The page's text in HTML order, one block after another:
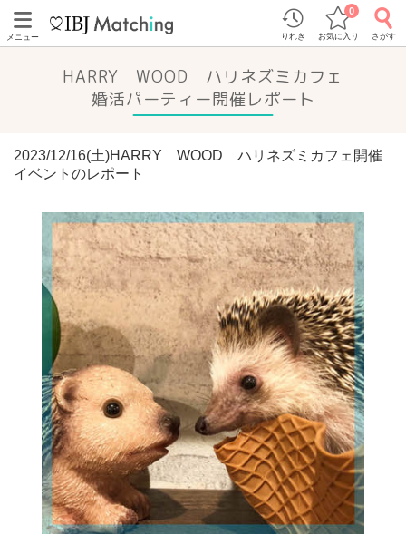
メニュー りれき お気に入り
0
さがす
HARRY WOOD ハリネズミカフェ
婚活パーティー開催レポート
2023/12/16(土)HARRY WOOD ハリネズミカフェ開催
イベントのレポート